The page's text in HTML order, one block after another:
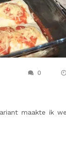
0
maakte ik